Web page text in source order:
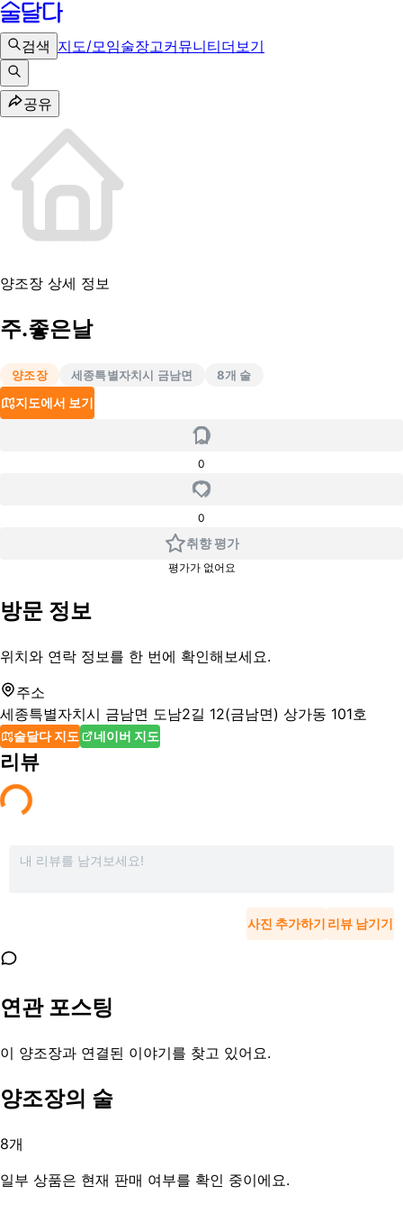
검색 지도/모임술장고커뮤니티더보기
공유
양조장 상세 정보
주.좋은날
양조장 세종특별자치시 금남면 8개 술
지도에서 보기
0
0
취향 평가
평가가 없어요
방문 정보
위치와 연락 정보를 한 번에 확인해보세요.
주소
세종특별자치시 금남면 도남2길 12(금남면) 상가동 101호
술달다 지도 네이버 지도
리뷰
사진 추가하기 리뷰 남기기
연관 포스팅
이 양조장과 연결된 이야기를 찾고 있어요.
양조장의 술
8개
일부 상품은 현재 판매 여부를 확인 중이에요.